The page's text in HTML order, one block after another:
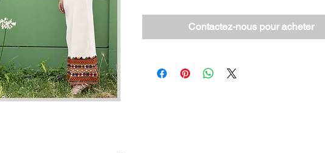
Contactez-nous pour acheter